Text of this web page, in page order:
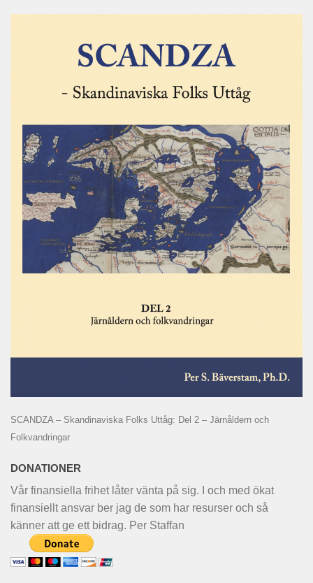
SCANDZA – Skandinaviska Folks Uttåg: Del 2 – Järnåldern och
Folkvandringar
DONATIONER
Vår finansiella frihet låter vänta på sig. I och med ökat
finansiellt ansvar ber jag de som har resurser och så
känner att ge ett bidrag. Per Staffan